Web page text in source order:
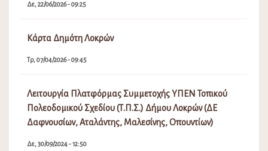
Δε, 22/06/2026 - 09:25
Κάρτα Δημότη Λοκρών
Τρ, 07/04/2026 - 09:45
Λειτουργία Πλατφόρμας Συμμετοχής ΥΠΕΝ Τοπικού
Πολεοδομικού Σχεδίου (Τ.Π.Σ.) Δήμου Λοκρών (ΔΕ
Δαφνουσίων, Αταλάντης, Μαλεσίνης, Οπουντίων)
Δε, 30/09/2024 - 12:50